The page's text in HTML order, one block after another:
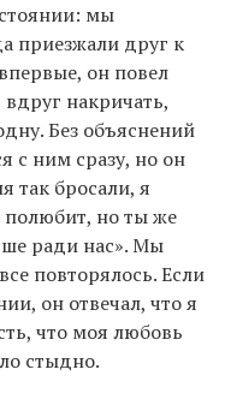
мы
приезжали друг к
он повел
накричать,
Без объяснений
с ним сразу, но он
так бросали, я
полюбит, но ты же
ради нас». Мы
повторялось. Если
он отвечал, что я
что моя любовь
стыдно.